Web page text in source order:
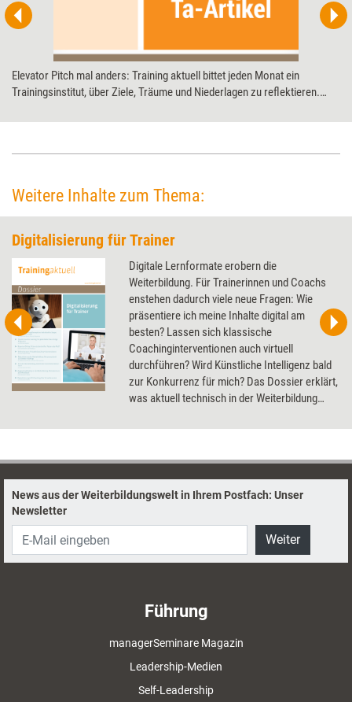
Elevator Pitch mal anders: Training aktuell bittet jeden Monat ein
Trainingsinstitut, über Ziele, Träume und Niederlagen zu reflektieren.
Weitere Inhalte zum Thema:
Digitalisierung für Trainer
Digitale Lernformate erobern die
Weiterbildung. Für Trainerinnen und Coachs
enstehen dadurch viele neue Fragen: Wie
präsentiere ich meine Inhalte digital am
besten? Lassen sich klassische
Coachinginterventionen auch virtuell
durchführen? Wird Künstliche Intelligenz bald
zur Konkurrenz für mich? Das Dossier erklärt,
was aktuell technisch in der Weiterbildung
die Zukunft.
News aus der Weiterbildungswelt in Ihrem Postfach: Unser
Newsletter
Weiter
Führung
managerSeminare Magazin
Leadership-Medien
Self-Leadership